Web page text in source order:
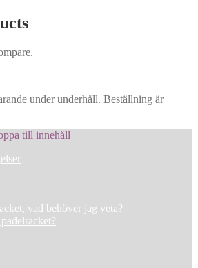
under underhåll. Beställning är
till innehåll
vad behöver jag veta?